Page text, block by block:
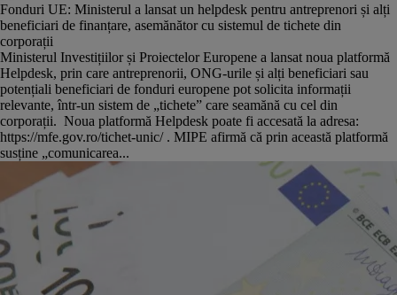
Fonduri UE: Ministerul a lansat un helpdesk pentru antreprenori și alți
beneficiari de finanțare, asemănător cu sistemul de tichete din
corporații
Ministerul Investițiilor și Proiectelor Europene a lansat noua platformă
Helpdesk, prin care antreprenorii, ONG-urile și alți beneficiari sau
potențiali beneficiari de fonduri europene pot solicita informații
relevante, într-un sistem de „tichete” care seamănă cu cel din
corporații. Noua platformă Helpdesk poate fi accesată la adresa:
https://mfe.gov.ro/tichet-unic/ . MIPE afirmă că prin această platformă
susține „comunicarea...